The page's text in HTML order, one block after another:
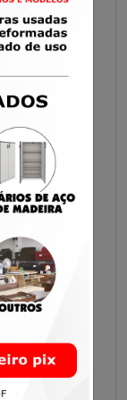
Maria e
do site;
por
entre em